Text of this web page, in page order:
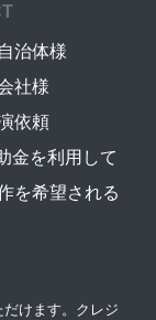
治体様
社様
依頼
金を利用して
を希望される
けます。クレジ